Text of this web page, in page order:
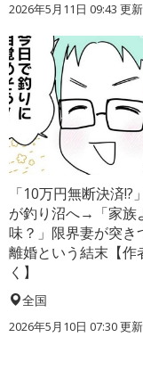
2026年5月11日 09:43 更新
「10万円無断決済!?
が釣り沼へ→「家族
味？」限界妻が突き
離婚という結末【作
く】
全国
2026年5月10日 07:30 更新